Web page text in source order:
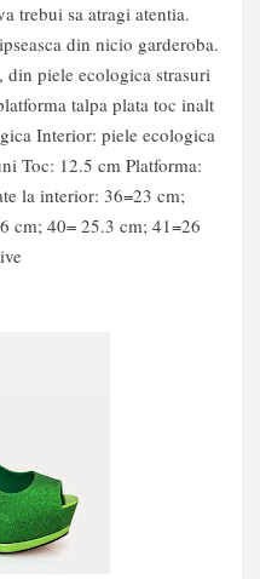
trebui sa atragi atentia.
din nicio garderoba.
din piele ecologica strasuri
talpa plata toc inalt
Interior: piele ecologica
Toc: 12.5 cm Platforma:
la interior: 36=23 cm;
cm; 40= 25.3 cm; 41=26